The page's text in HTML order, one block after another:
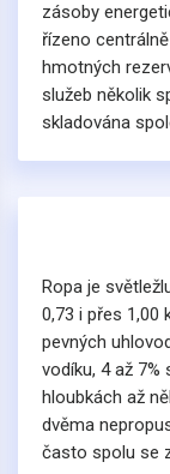
zásoby
řízeno
hmotných
služeb několik
skladována
Ropa je
0,73 i přes 1,00
pevných
vodíku, 4 až 7%
hloubkách až
dvěma
často spolu se